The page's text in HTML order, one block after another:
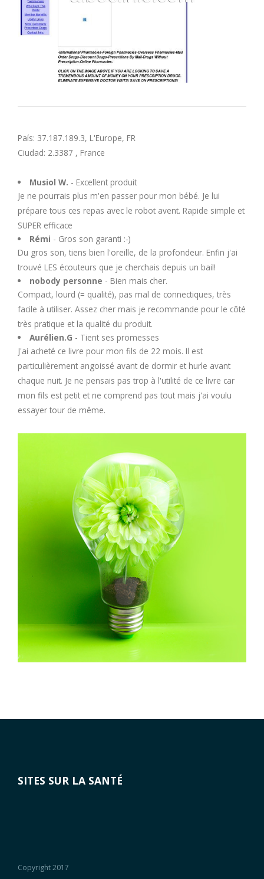
T
X
Z
País: 37.187.189.3, L'Europe, FR
Ciudad: 2.3387 , France
Musiol W. - Excellent produit
Je ne pourrais plus m'en passer pour mon bébé. Je lui
prépare tous ces repas avec le robot avent. Rapide simple et
SUPER efficace
Rémi - Gros son garanti :-)
Du gros son, tiens bien l'oreille, de la profondeur. Enfin j'ai
trouvé LES écouteurs que je cherchais depuis un bail!
nobody personne - Bien mais cher.
Compact, lourd (= qualité), pas mal de connectiques, très
facile à utiliser. Assez cher mais je recommande pour le côté
très pratique et la qualité du produit.
Aurélien.G - Tient ses promesses
J'ai acheté ce livre pour mon fils de 22 mois. Il est
particulièrement angoissé avant de dormir et hurle avant
chaque nuit. Je ne pensais pas trop à l'utilité de ce livre car
mon fils est petit et ne comprend pas tout mais j'ai voulu
essayer tour de même.
SITES SUR LA SANTÉ
Copyright 2017